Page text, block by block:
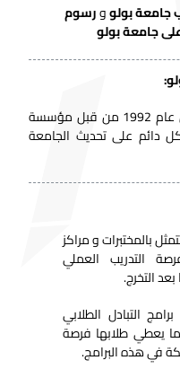
جامعة بولوورسوم
جامعة بولو
تأسست جامعة بولو ابانت عزت بايسال عام 1992 من قبل مؤسسة
دائم على تحديث الجامعة
بالمختبرات و مراكز
التدريب العملي
التخرج.
التبادل الطلابي
ما يعطي طلابها فرصة
في هذه البرامج.